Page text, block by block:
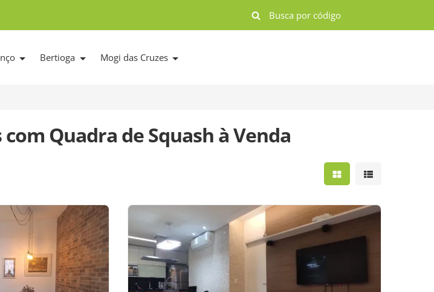
Bertioga Mogi das Cruzes
Quadra de Squash à Venda
Mostrar resultados
Mostrar